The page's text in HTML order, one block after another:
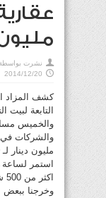
مليون
نشرت
2014/12/20
كشف المزاد
التابعة لبيت
والخميس
استمر لساعة
وخرجنا ببعض